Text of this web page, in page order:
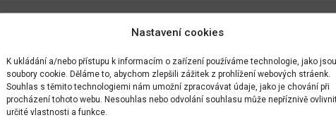
Nastavení cookies
K ukládání a/nebo přístupu k informacím o zařízení používáme technologie, jako jsou
soubory cookie. Děláme to, abychom zlepšili zážitek z prohlížení webových stráenk.
Souhlas s těmito technologiemi nám umožní zpracovávat údaje, jako je chování při
procházení tohoto webu. Nesouhlas nebo odvolání souhlasu může nepříznivě
určité vlastnosti a funkce.